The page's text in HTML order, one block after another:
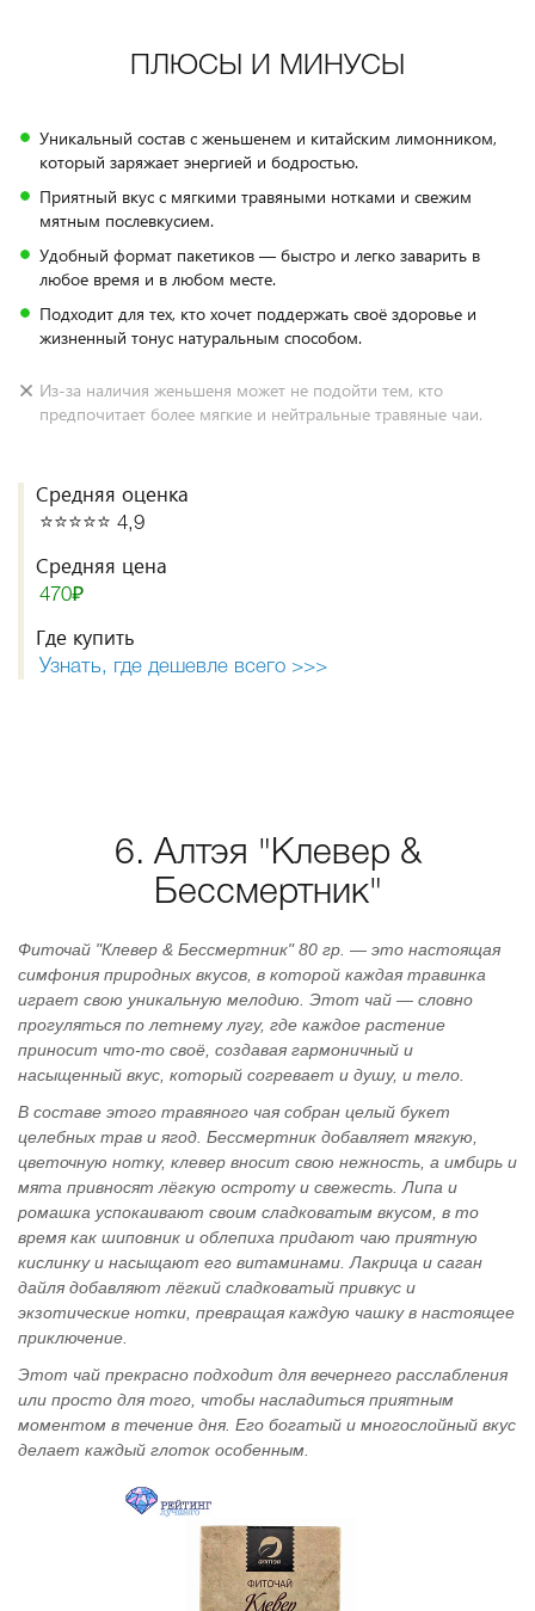
ПЛЮСЫ И МИНУСЫ
Уникальный состав с женьшенем и китайским лимонником,
который заряжает энергией и бодростью.
Приятный вкус с мягкими травяными нотками и свежим
мятным послевкусием.
Удобный формат пакетиков — быстро и легко заварить в
любое время и в любом месте.
Подходит для тех, кто хочет поддержать своё здоровье и
жизненный тонус натуральным способом.
Из-за наличия женьшеня может не подойти тем, кто
предпочитает более мягкие и нейтральные травяные чаи.
Средняя оценка
⭐️⭐️⭐️⭐️⭐️ 4,9
Средняя цена
470₽
Где купить
Узнать, где дешевле всего >>>
6. Алтэя "Клевер &
Бессмертник"
Фиточай "Клевер & Бессмертник" 80 гр. — это настоящая
симфония природных вкусов, в которой каждая травинка
играет свою уникальную мелодию. Этот чай — словно
прогуляться по летнему лугу, где каждое растение
приносит что-то своё, создавая гармоничный и
насыщенный вкус, который согревает и душу, и тело.
В составе этого травяного чая собран целый букет
целебных трав и ягод. Бессмертник добавляет мягкую,
цветочную нотку, клевер вносит свою нежность, а имбирь и
мята привносят лёгкую остроту и свежесть. Липа и
ромашка успокаивают своим сладковатым вкусом, в то
время как шиповник и облепиха придают чаю приятную
кислинку и насыщают его витаминами. Лакрица и саган
дайля добавляют лёгкий сладковатый привкус и
экзотические нотки, превращая каждую чашку в настоящее
приключение.
Этот чай прекрасно подходит для вечернего расслабления
или просто для того, чтобы насладиться приятным
моментом в течение дня. Его богатый и многослойный вкус
делает каждый глоток особенным.